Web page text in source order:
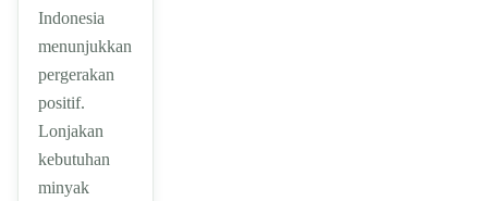
Indonesia
menunjukkan
pergerakan
positif.
Lonjakan
kebutuhan
minyak